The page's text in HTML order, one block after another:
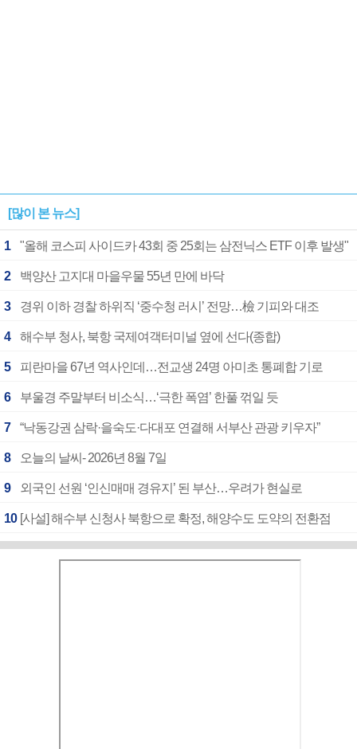
[많이 본 뉴스]
1 "올해 코스피 사이드카 43회 중 25회는 삼전닉스 ETF 이후 발생"
2 백양산 고지대 마을우물 55년 만에 바닥
3 경위 이하 경찰 하위직 ‘중수청 러시’ 전망…檢 기피와 대조
4 해수부 청사, 북항 국제여객터미널 옆에 선다(종합)
5 피란마을 67년 역사인데…전교생 24명 아미초 통폐합 기로
6 부울경 주말부터 비소식…‘극한 폭염’ 한풀 꺾일 듯
7 “낙동강권 삼락·을숙도·다대포 연결해 서부산 관광 키우자”
8 오늘의 날씨- 2026년 8월 7일
9 외국인 선원 ‘인신매매 경유지’ 된 부산…우려가 현실로
10 [사설] 해수부 신청사 북항으로 확정, 해양수도 도약의 전환점